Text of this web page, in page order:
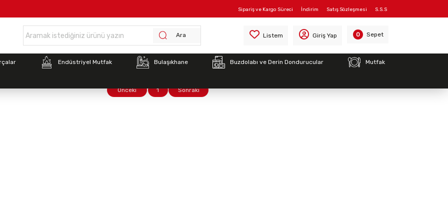
S.S.S
Satış Sözleşmesi
İndirim
Sipariş ve Kargo Süreci
Ara Listem Giriş Yap 0 Sepet
Endüstriyel Mutfak Bulaşıkhane Buzdolabı ve Derin Dondurucular Mutfak
Önceki 1 Sonraki